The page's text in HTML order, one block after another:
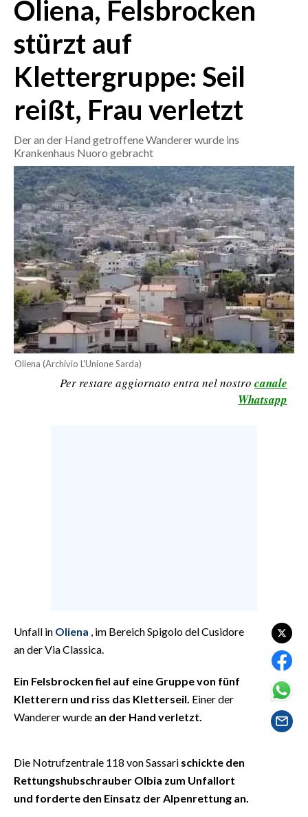
ITALIA
MONDO
POLITICA
ECONOMIA
SERVIZI ALLE IMPRESE
LAVORO
BANDI
SPORT IN SARDEGNA
SPORT
RISULTATI E CLASSIFICHE
CALCIO
CALCIO REGIONALE
BASKET
#CARAUNIONE
FOTO
INFO AZIENDE
Oliena, Felsbrocken
stürzt auf
Klettergruppe: Seil
reißt, Frau verletzt
Der an der Hand getroffene Wanderer wurde ins
Krankenhaus Nuoro gebracht
Oliena (Archivio L'Unione Sarda)
Per restare aggiornato entra nel nostro canale
Whatsapp
Unfall in Oliena , im Bereich Spigolo del Cusidore
an der Via Classica.
Ein Felsbrocken fiel auf eine Gruppe von fünf
Kletterern und riss das Kletterseil. Einer der
Wanderer wurde an der Hand verletzt.
Die Notrufzentrale 118 von Sassari schickte den
Rettungshubschrauber Olbia zum Unfallort
und forderte den Einsatz der Alpenrettung an.